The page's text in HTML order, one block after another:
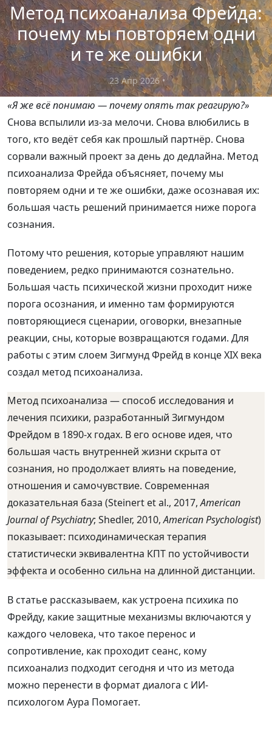
Метод психоанализа Фрейда:
почему мы повторяем одни
и те же ошибки
23 Апр 2026•
«Я же всё понимаю — почему опять так реагирую?»
Снова вспылили из-за мелочи. Снова влюбились в
того, кто ведёт себя как прошлый партнёр. Снова
сорвали важный проект за день до дедлайна. Метод
психоанализа Фрейда объясняет, почему мы
повторяем одни и те же ошибки, даже осознавая их:
большая часть решений принимается ниже порога
сознания.
Потому что решения, которые управляют нашим
поведением, редко принимаются сознательно.
Большая часть психической жизни проходит ниже
порога осознания, и именно там формируются
повторяющиеся сценарии, оговорки, внезапные
реакции, сны, которые возвращаются годами. Для
работы с этим слоем Зигмунд Фрейд в конце XIX века
создал метод психоанализа.
Метод психоанализа — способ исследования и
лечения психики, разработанный Зигмундом
Фрейдом в 1890-х годах. В его основе идея, что
большая часть внутренней жизни скрыта от
сознания, но продолжает влиять на поведение,
отношения и самочувствие. Современная
доказательная база (Steinert et al., 2017,American
Journal of Psychiatry; Shedler, 2010,American Psychologist)
показывает: психодинамическая терапия
статистически эквивалентна КПТ по устойчивости
эффекта и особенно сильна на длинной дистанции.
В статье рассказываем, как устроена психика по
Фрейду, какие защитные механизмы включаются у
каждого человека, что такое перенос и
сопротивление, как проходит сеанс, кому
психоанализ подходит сегодня и что из метода
можно перенести в формат диалога с ИИ-
психологом Аура Помогает.